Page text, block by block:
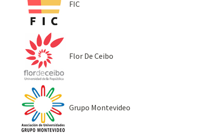
FIC
Flor De Ceibo
Grupo Montevideo